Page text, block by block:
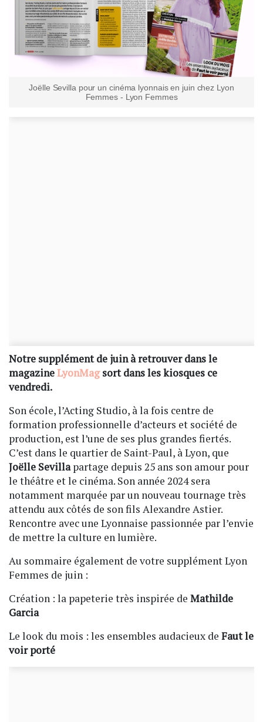
Joëlle Sevilla pour un cinéma lyonnais en juin chez Lyon
Femmes - Lyon Femmes
Notre supplément de juin à retrouver dans le
magazineLyonMagsort dans les kiosques ce
vendredi.
Son école, l’Acting Studio, à la fois centre de
formation professionnelle d’acteurs et société de
production, est l’une de ses plus grandes fiertés.
C’est dans le quartier de Saint-Paul, à Lyon, que
Joëlle Sevillapartage depuis 25 ans son amour pour
le théâtre et le cinéma. Son année 2024 sera
notamment marquée par un nouveau tournage très
attendu aux côtés de son fils Alexandre Astier.
Rencontre avec une Lyonnaise passionnée par l’envie
de mettre la culture en lumière.
Au sommaire également de votre supplément Lyon
Femmes de juin :
Création : la papeterie très inspirée de Mathilde
Garcia
Le look du mois : les ensembles audacieux de Faut le
voir porté